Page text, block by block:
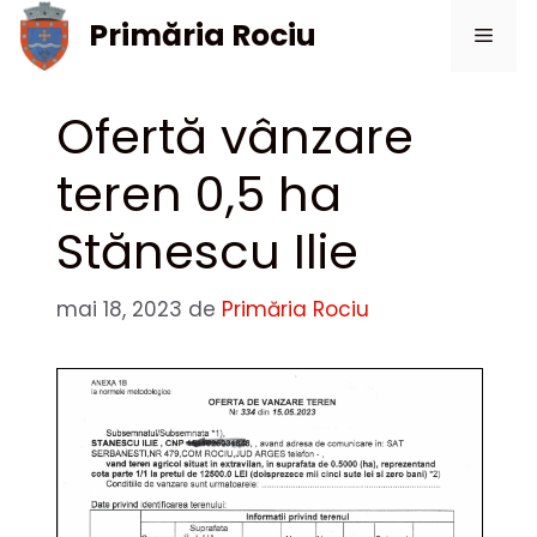
Sari
conținut
Primăria Rociu
Ofertă vânzare
teren 0,5 ha
Stănescu Ilie
mai 18, 2023 de Primăria Rociu